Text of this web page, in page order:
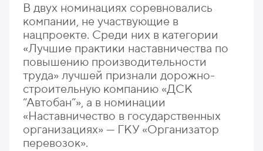
В двух номинациях соревновались
компании, не участвующие в
нацпроекте. Среди них в категории
«Лучшие практики наставничества по
повышению производительности
труда» лучшей признали дорожно-
строительную компанию «ДСК
“Автобан”», а в номинации
«Наставничество в государственных
организациях» — ГКУ «Организатор
перевозок».